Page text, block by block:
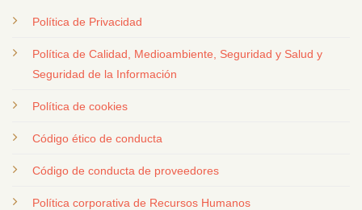
Política de Privacidad
Política de Calidad, Medioambiente, Seguridad y Salud y
Seguridad de la Información
Política de cookies
Código ético de conducta
Código de conducta de proveedores
Política corporativa de Recursos Humanos